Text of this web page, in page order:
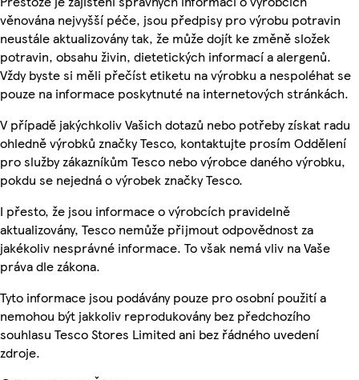
věnována nejvyšší péče, jsou předpisy pro výrobu potravin
neustále aktualizovány tak, že může dojít ke změně složek
potravin, obsahu živin, dietetických informací a alergenů.
Vždy byste si měli přečíst etiketu na výrobku a nespoléhat se
pouze na informace poskytnuté na internetových stránkách.
V případě jakýchkoliv Vašich dotazů nebo potřeby získat radu
ohledně výrobků značky Tesco, kontaktujte prosím Oddělení
pro služby zákazníkům Tesco nebo výrobce daného výrobku,
pokdu se nejedná o výrobek značky Tesco.
I přesto, že jsou informace o výrobcích pravidelně
aktualizovány, Tesco nemůže přijmout odpovědnost za
jakékoliv nesprávné informace. To však nemá vliv na Vaše
práva dle zákona.
Tyto informace jsou podávány pouze pro osobní použití a
nemohou být jakkoliv reprodukovány bez předchozího
souhlasu Tesco Stores Limited ani bez řádného uvedení
zdroje.